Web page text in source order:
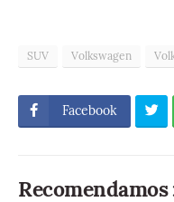
SUV Volkswagen
Facebook
Recomendamos